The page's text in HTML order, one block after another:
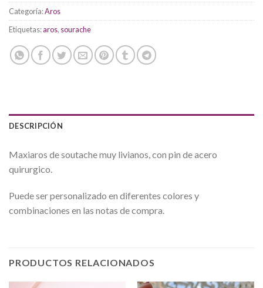
Categoría:Aros
Etiquetas:aros, sourache
DESCRIPCIÓN
Maxiaros de soutache muy livianos, con pin de acero
quirurgico.
Puede ser personalizado en diferentes colores y
combinaciones en las notas de compra.
PRODUCTOS RELACIONADOS